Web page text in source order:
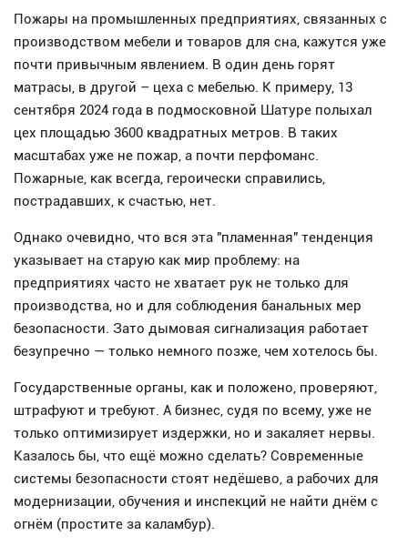
Пожары на промышленных предприятиях, связанных с
производством мебели и товаров для сна, кажутся уже
почти привычным явлением. В один день горят
матрасы, в другой – цеха с мебелью. К примеру, 13
сентября 2024 года в подмосковной Шатуре полыхал
цех площадью 3600 квадратных метров. В таких
масштабах уже не пожар, а почти перфоманс.
Пожарные, как всегда, героически справились,
пострадавших, к счастью, нет.
Однако очевидно, что вся эта "пламенная" тенденция
указывает на старую как мир проблему: на
предприятиях часто не хватает рук не только для
производства, но и для соблюдения банальных мер
безопасности. Зато дымовая сигнализация работает
безупречно — только немного позже, чем хотелось бы.
Государственные органы, как и положено, проверяют,
штрафуют и требуют. А бизнес, судя по всему, уже не
только оптимизирует издержки, но и закаляет нервы.
Казалось бы, что ещё можно сделать? Современные
системы безопасности стоят недёшево, а рабочих для
модернизации, обучения и инспекций не найти днём с
огнём (простите за каламбур).